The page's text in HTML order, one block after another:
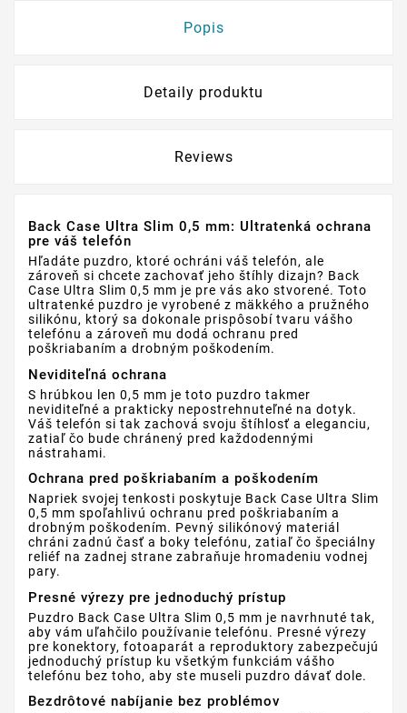
Popis
Detaily produktu
Reviews
Back Case Ultra Slim 0,5 mm: Ultratenká ochrana
pre váš telefón
Hľadáte puzdro, ktoré ochráni váš telefón, ale
zároveň si chcete zachovať jeho štíhly dizajn? Back
Case Ultra Slim 0,5 mm je pre vás ako stvorené. Toto
ultratenké puzdro je vyrobené z mäkkého a pružného
silikónu, ktorý sa dokonale prispôsobí tvaru vášho
telefónu a zároveň mu dodá ochranu pred
poškriabaním a drobným poškodením.
Neviditeľná ochrana
S hrúbkou len 0,5 mm je toto puzdro takmer
neviditeľné a prakticky nepostrehnuteľné na dotyk.
Váš telefón si tak zachová svoju štíhlosť a eleganciu,
zatiaľ čo bude chránený pred každodennými
nástrahami.
Ochrana pred poškriabaním a poškodením
Napriek svojej tenkosti poskytuje Back Case Ultra Slim
0,5 mm spoľahlivú ochranu pred poškriabaním a
drobným poškodením. Pevný silikónový materiál
chráni zadnú časť a boky telefónu, zatiaľ čo špeciálny
reliéf na zadnej strane zabraňuje hromadeniu vodnej
pary.
Presné výrezy pre jednoduchý prístup
Puzdro Back Case Ultra Slim 0,5 mm je navrhnuté tak,
aby vám uľahčilo používanie telefónu. Presné výrezy
pre konektory, fotoaparát a reproduktory zabezpečujú
jednoduchý prístup ku všetkým funkciám vášho
telefónu bez toho, aby ste museli puzdro dávať dole.
Bezdrôtové nabíjanie bez problémov